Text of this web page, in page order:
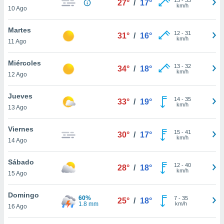
más
nuestra
y
de
disponible
cookies
aceptar
10 Ago
27° / 17°
km/h
Martes
11 Ago
31° / 16° 12- 31
km/h
Miércoles
12 Ago
34° / 18° 13- 32
km/h
Jueves
13 Ago
33° / 19° 14- 35
km/h
Viernes
14 Ago
30° / 17° 15- 41
km/h
Sábado
15 Ago
28° / 18° 12- 40
km/h
Domingo
16 Ago
60%
1.8 mm
25° / 18° 7- 35
km/h